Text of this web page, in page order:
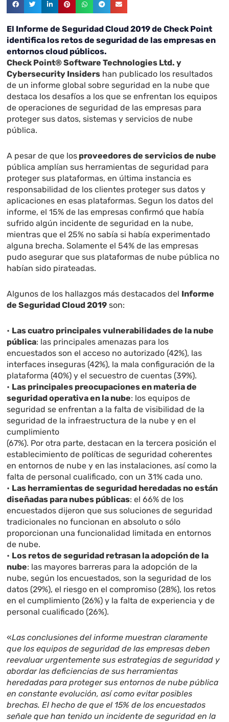
El Informe de Seguridad Cloud 2019 de Check Point
identifica los retos de seguridad de las empresas en
entornos cloud públicos.
Check Point® Software Technologies Ltd. y
Cybersecurity Insiders han publicado los resultados
de un informe global sobre seguridad en la nube que
destaca los desafíos a los que se enfrentan los equipos
de operaciones de seguridad de las empresas para
proteger sus datos, sistemas y servicios de nube
pública.
A pesar de que los proveedores de servicios de nube
pública amplían sus herramientas de seguridad para
proteger sus plataformas, en última instancia es
responsabilidad de los clientes proteger sus datos y
aplicaciones en esas plataformas. Segun los datos del
informe, el 15% de las empresas confirmó que había
sufrido algún incidente de seguridad en la nube,
mientras que el 25% no sabía si había experimentado
alguna brecha. Solamente el 54% de las empresas
pudo asegurar que sus plataformas de nube pública no
habían sido pirateadas.
Algunos de los hallazgos más destacados del Informe
de Seguridad Cloud 2019 son:
• Las cuatro principales vulnerabilidades de la nube
pública: las principales amenazas para los
encuestados son el acceso no autorizado (42%), las
interfaces inseguras (42%), la mala configuración de la
plataforma (40%) y el secuestro de cuentas (39%).
• Las principales preocupaciones en materia de
seguridad operativa en la nube: los equipos de
seguridad se enfrentan a la falta de visibilidad de la
seguridad de la infraestructura de la nube y en el
cumplimiento
(67%). Por otra parte, destacan en la tercera posición el
establecimiento de políticas de seguridad coherentes
en entornos de nube y en las instalaciones, así como la
falta de personal cualificado, con un 31% cada uno.
• Las herramientas de seguridad heredadas no están
diseñadas para nubes públicas: el 66% de los
encuestados dijeron que sus soluciones de seguridad
tradicionales no funcionan en absoluto o sólo
proporcionan una funcionalidad limitada en entornos
de nube.
• Los retos de seguridad retrasan la adopción de la
nube: las mayores barreras para la adopción de la
nube, según los encuestados, son la seguridad de los
datos (29%), el riesgo en el compromiso (28%), los retos
en el cumplimiento (26%) y la falta de experiencia y de
personal cualificado (26%).
«Las conclusiones del informe muestran claramente
que los equipos de seguridad de las empresas deben
reevaluar urgentemente sus estrategias de seguridad y
abordar las deficiencias de sus herramientas
heredadas para proteger sus entornos de nube pública
en constante evolución, así como evitar posibles
brechas. El hecho de que el 15% de los encuestados
señale que han tenido un incidente de seguridad en la